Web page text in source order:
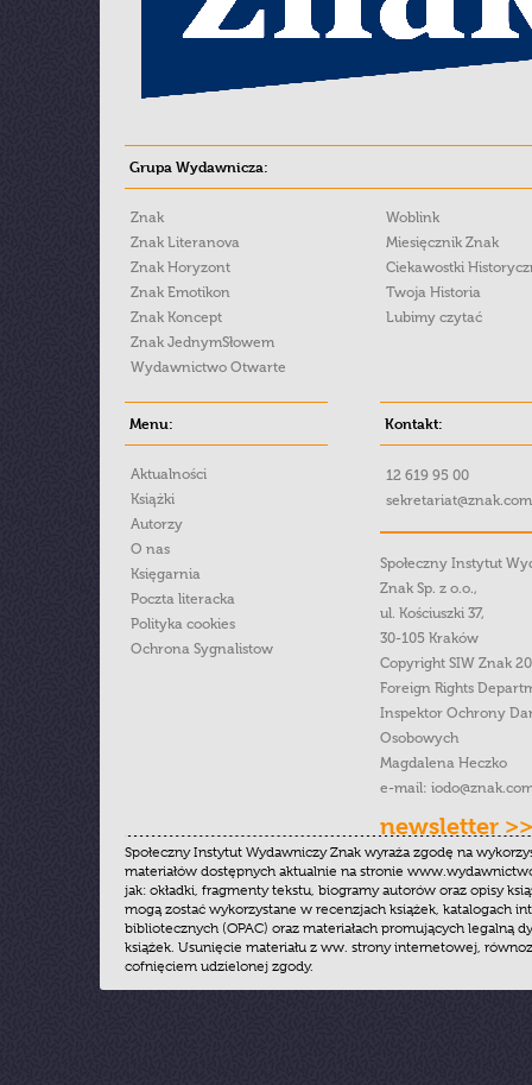
Grupa Wydawnicza:
Znak
Znak Literanova
Znak Horyzont
Znak Emotikon
Znak Koncept
Znak JednymSłowem
Wydawnictwo Otwarte
Woblink
Miesięcznik Znak
Ciekawostki
Twoja Historia
Lubimy czytać
Menu:
Aktualności
Książki
Autorzy
O nas
Księgarnia
Poczta literacka
Polityka cookies
Ochrona Sygnalistow
Kontakt:
12 619 95 00
Społeczny Instytut
Znak Sp. z o.o.,
ul. Kościuszki 37,
30-105 Kraków
Copyright SIW Znak
Foreign Rights
Inspektor Ochrony
Osobowych
Magdalena Heczko
e-mail:
newsletter >>
Społeczny Instytut Wydawniczy Znak wyraża zgodę na
materiałów dostępnych aktualnie na stronie
jak: okładki, fragmenty tekstu, biogramy autorów oraz opisy
mogą zostać wykorzystane w recenzjach książek, katalogach
bibliotecznych (OPAC) oraz materiałach promujących legalną
książek. Usunięcie materiału z ww. strony internetowej,
cofnięciem udzielonej zgody.